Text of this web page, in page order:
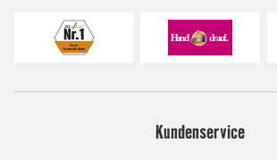
Kundenservice